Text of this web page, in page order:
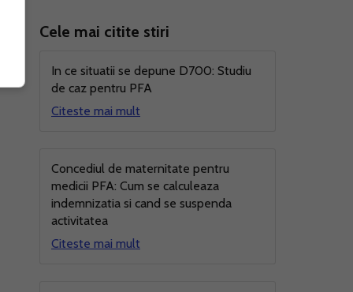
Cele mai citite stiri
In ce situatii se depune D700: Studiu
de caz pentru PFA
Citeste mai mult
Concediul de maternitate pentru
medicii PFA: Cum se calculeaza
indemnizatia si cand se suspenda
activitatea
Citeste mai mult